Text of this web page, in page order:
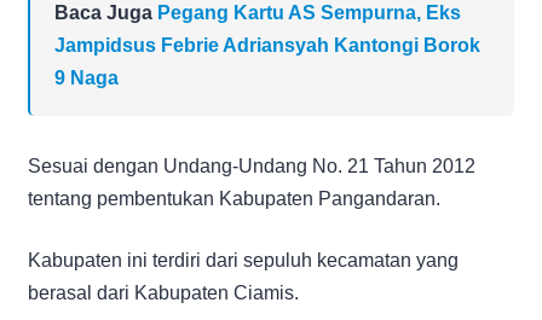
Baca Juga Pegang Kartu AS Sempurna, Eks
Jampidsus Febrie Adriansyah Kantongi Borok
9 Naga
Sesuai dengan Undang-Undang No. 21 Tahun 2012
tentang pembentukan Kabupaten Pangandaran.
Kabupaten ini terdiri dari sepuluh kecamatan yang
berasal dari Kabupaten Ciamis.